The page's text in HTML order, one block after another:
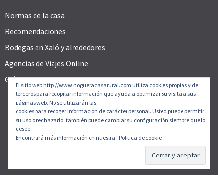
Normas de la casa
Recomendaciones
Bodegas en Xaló y alrededores
Agencias de Viajes Online
Gràcies
© CASA RURAL NOGUERA 2026. TemaAllegiantpor
El sitio web http://www.nogueracasarural.com utiliza cookies propias y de
terceros para recopilar información que ayuda a optimizar su visita a sus
páginas web. No se utilizarán las
cookies para recoger información de carácter personal. Usted puede permitir
su uso o rechazarlo, también puede cambiar su configuración siempre que lo
desee.
Encontrará más información en nuestra . Política de cookie